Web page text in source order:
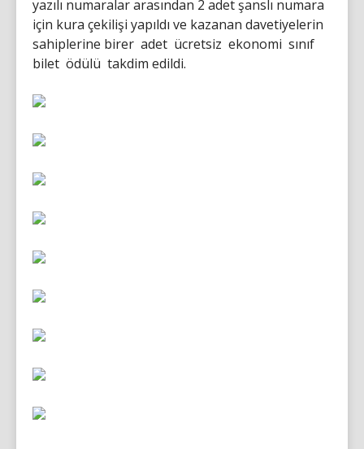
yazılı numaralar arasından 2 adet şanslı numara
için kura çekilişi yapıldı ve kazanan davetiyelerin
sahiplerine birer adet ücretsiz ekonomi sınıf
bilet ödülü takdim edildi.